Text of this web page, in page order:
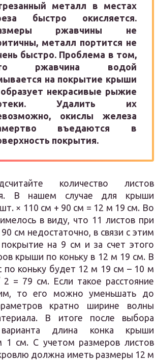
металл в местах
быстро окисляется.
ржавчины не
металл портится не
быстро. Проблема в том,
ржавчина водой
на покрытие крыши
некрасивые рыжие
Удалить их
окислы железа
въедаются в
покрытия.
количество листов
В нашем случае для крыши
× 110 см + 90 см = 12 м 19 см. Во
в виду, что 11 листов при
см недостаточно, в связи с этим
на 9 см и за счет этого
крыши по коньку в 12 м 19 см. В
по коньку будет 12 м 19 см – 10 м
= 79 см. Если такое расстояние
то его можно уменьшать до
кратно ширине волны
В итоге после выбора
варианта длина конка крыши
1 см. С учетом размеров листов
должна иметь размеры 12 м